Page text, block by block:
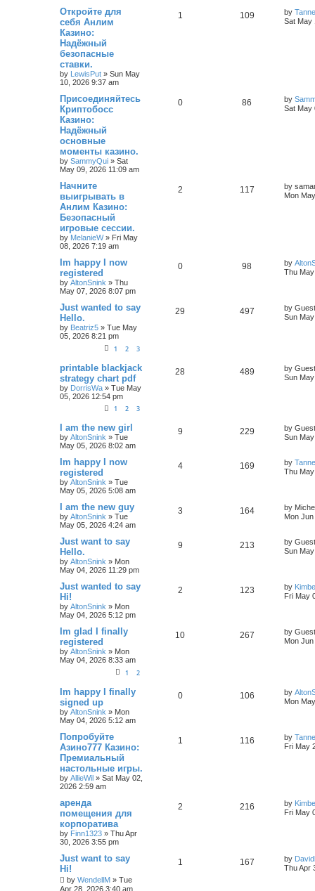
Откройте для
себя Анлим
Казино:
Надёжный
безопасные
ставки.
by LewisPut » Sun May
10, 2026 9:37 am
1 109 by
Sat May
Присоединяйтесь
Криптобосс
Казино:
Надёжный
основные
моменты казино.
by SammyQui » Sat
May 09, 2026 11:09 am
0 86 by
Sat May
Начните
выигрывать в
Анлим Казино:
Безопасный
игровые сессии.
by MelanieW» Fri May
08, 2026 7:19 am
2 117 by
Mon
Im happy I now
registered
by AltonSnink » Thu
May 07, 2026 8:07 pm
0 98 by
Thu
Just wanted to say
Hello.
by Beatriz5 » Tue May
05, 2026 8:21 pm
1 2 3
29 497 by Guest
Sun
printable blackjack
strategy chart pdf
by DorrisWa » Tue May
05, 2026 12:54 pm
1 2 3
28 489 by Guest
Sun
I am the new girl
by AltonSnink » Tue
May 05, 2026 8:02 am
9 229 by Guest
Sun
Im happy I now
registered
by AltonSnink » Tue
May 05, 2026 5:08 am
4 169 by
Thu
I am the new guy
by AltonSnink » Tue
May 05, 2026 4:24 am
3 164 by
Mon
Just want to say
Hello.
by AltonSnink » Mon
May 04, 2026 11:29 pm
9 213 by Guest
Sun
Just wanted to say
Hi!
by AltonSnink » Mon
May 04, 2026 5:12 pm
2 123 by
Fri May
Im glad I finally
registered
by AltonSnink » Mon
May 04, 2026 8:33 am
1 2
10 267 by Guest
Mon
Im happy I finally
signed up
by AltonSnink » Mon
May 04, 2026 5:12 am
0 106 by
Mon
Попробуйте
Азино777 Казино:
Премиальный
настольные игры.
by AllieWil » Sat May 02,
2026 2:59 am
1 116 by
Fri May
аренда
помещения для
корпоратива
by Finn1323 » Thu Apr
30, 2026 3:55 pm
2 216 by
Fri May
Just want to say
Hi!
by WendellM » Tue
Apr 28, 2026 3:40 am
1 167 by
Thu Apr